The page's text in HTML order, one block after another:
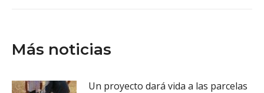
Más noticias
Un proyecto dará vida a las parcelas